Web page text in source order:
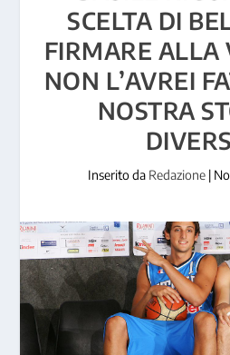
SCELTA DI
FIRMARE ALLA
NON L’AVREI
NOSTRA
Inserito da Redazione|